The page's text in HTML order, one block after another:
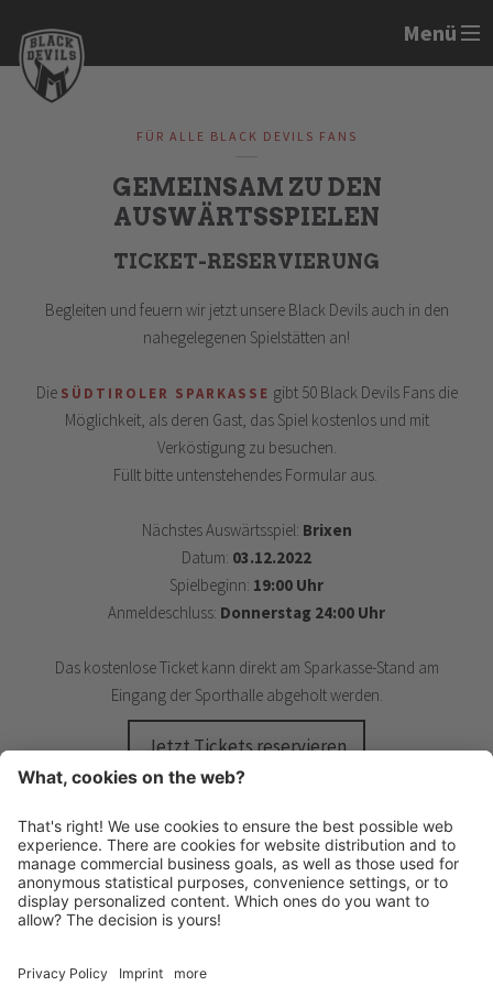
Menü
FÜR ALLE BLACK DEVILS FANS
GEMEINSAM ZU DEN
AUSWÄRTSSPIELEN
TICKET-RESERVIERUNG
Begleiten und feuern wir jetzt unsere Black Devils auch in den
nahegelegenen Spielstätten an!
Die SÜDTIROLER SPARKASSE gibt 50 Black Devils Fans die
Möglichkeit, als deren Gast, das Spiel kostenlos und mit
Verköstigung zu besuchen.
Füllt bitte untenstehendes Formular aus.
Nächstes Auswärtsspiel: Brixen
Datum: 03.12.2022
Spielbeginn: 19:00 Uhr
Anmeldeschluss: Donnerstag 24:00 Uhr
Das kostenlose Ticket kann direkt am Sparkasse-Stand am
Eingang der Sporthalle abgeholt werden.
Jetzt Tickets reservieren
HANDBALL MERAN ALPERIA
Schwimmbadstraße 4
I-39012 Meran
INFO@HANDBALLMERAN.IT